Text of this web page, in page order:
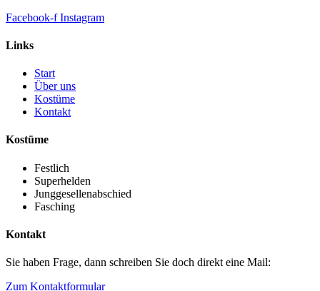
Facebook-f Instagram
Links
Start
Über uns
Kostüme
Kontakt
Kostüme
Festlich
Superhelden
Junggesellenabschied
Fasching
Kontakt
Sie haben Frage, dann schreiben Sie doch direkt eine Mail:
Zum Kontaktformular